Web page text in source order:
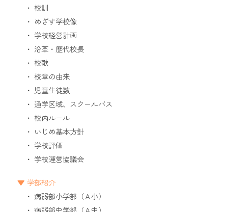
校訓
めざす学校像
学校経営計画
沿革・歴代校長
校歌
校章の由来
児童生徒数
通学区域、スクールバス
校内ルール
いじめ基本方針
学校評価
学校運営協議会
学部紹介
病弱部小学部（Ａ小）
病弱部中学部（Ａ中）